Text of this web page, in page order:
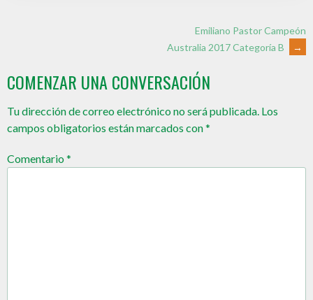
Emiliano Pastor Campeón
Australia 2017 Categoría B
→
COMENZAR UNA CONVERSACIÓN
Tu dirección de correo electrónico no será publicada. Los
campos obligatorios están marcados con*
Comentario*